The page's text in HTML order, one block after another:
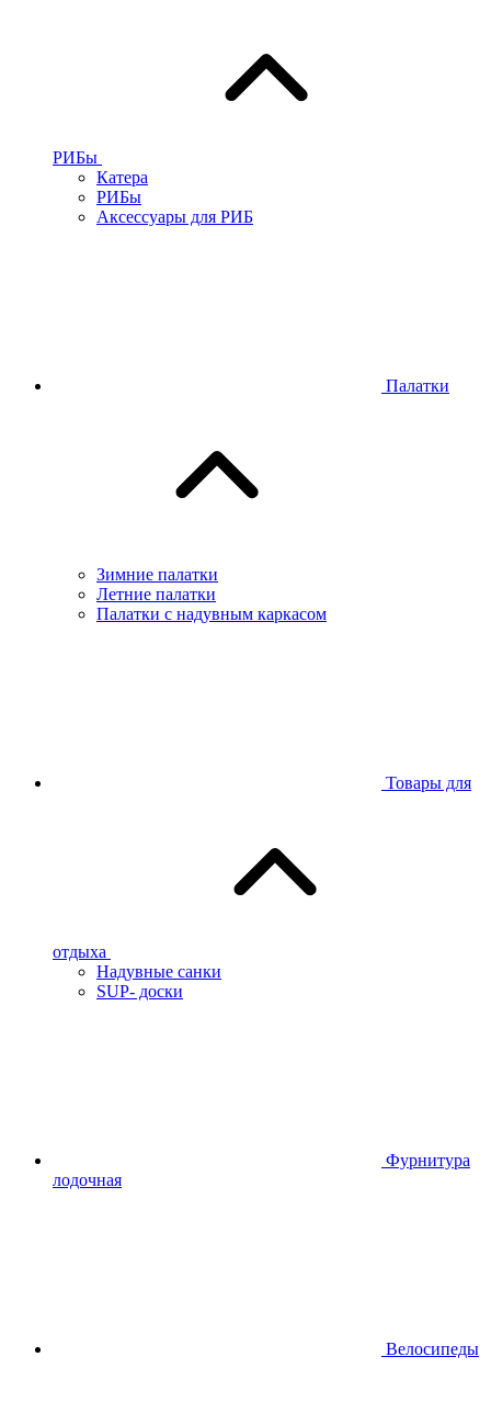
РИБы
Катера
РИБы
Аксессуары для РИБ
Палатки
Зимние палатки
Летние палатки
Палатки с надувным каркасом
Товары для
отдыха
Надувные санки
SUP- доски
Фурнитура
лодочная
Велосипеды